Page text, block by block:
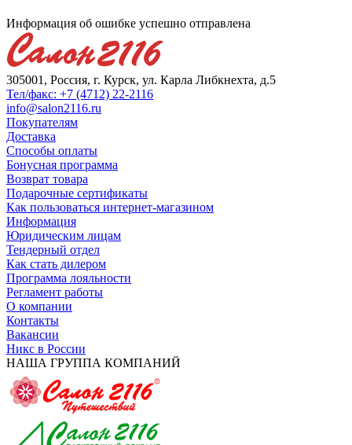
Информация об ошибке успешно отправлена
305001, Россия, г. Курск, ул. Карла Либкнехта, д.5
Тел/факс: +7 (4712) 22-2116
info@salon2116.ru
Покупателям
Доставка
Способы оплаты
Бонусная программа
Возврат товара
Подарочные сертификаты
Как пользоваться интернет-магазином
Информация
Юридическим лицам
Тендерный отдел
Как стать дилером
Программа лояльности
Регламент работы
О компании
Контакты
Вакансии
Никс в России
НАША ГРУППА КОМПАНИЙ